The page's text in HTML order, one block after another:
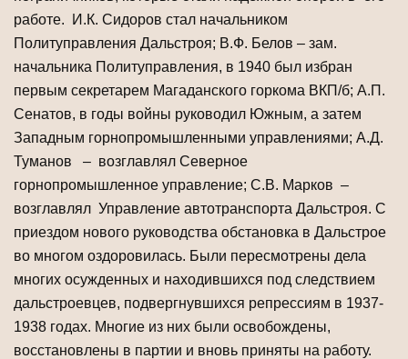
работе. И.К. Сидоров стал начальником
Политуправления Дальстроя; В.Ф. Белов – зам.
начальника Политуправления, в 1940 был избран
первым секретарем Магаданского горкома ВКП/б; А.П.
Сенатов, в годы войны руководил Южным, а затем
Западным горнопромышленными управлениями; А.Д.
Туманов – возглавлял Северное
горнопромышленное управление; С.В. Марков –
возглавлял Управление автотранспорта Дальстроя. С
приездом нового руководства обстановка в Дальстрое
во многом оздоровилась. Были пересмотрены дела
многих осужденных и находившихся под следствием
дальстроевцев, подвергнувшихся репрессиям в 1937-
1938 годах. Многие из них были освобождены,
восстановлены в партии и вновь приняты на работу.